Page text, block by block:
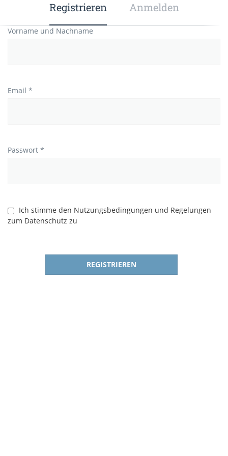
Registrieren Anmelden
Vorname und Nachname
Email *
Passwort *
Ich stimme den Nutzungsbedingungen und Regelungen
zum Datenschutz zu